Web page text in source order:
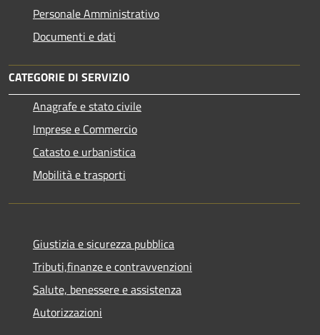
Personale Amministrativo
Documenti e dati
CATEGORIE DI SERVIZIO
Anagrafe e stato civile
Imprese e Commercio
Catasto e urbanistica
Mobilità e trasporti
Giustizia e sicurezza pubblica
Tributi,finanze e contravvenzioni
Salute, benessere e assistenza
Autorizzazioni